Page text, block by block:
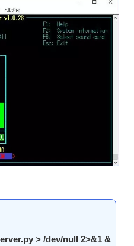
> /dev/null 2>&1 &